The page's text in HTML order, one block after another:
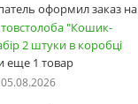
оформил заказ на
"Кошик-
2 штуки в коробці
еще 1 товар